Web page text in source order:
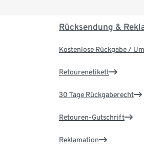
Rücksendung &
Kostenlose Rückgabe /
Retourenetikett
30 Tage Rückgaberecht
Retouren-Gutschrift
Reklamation